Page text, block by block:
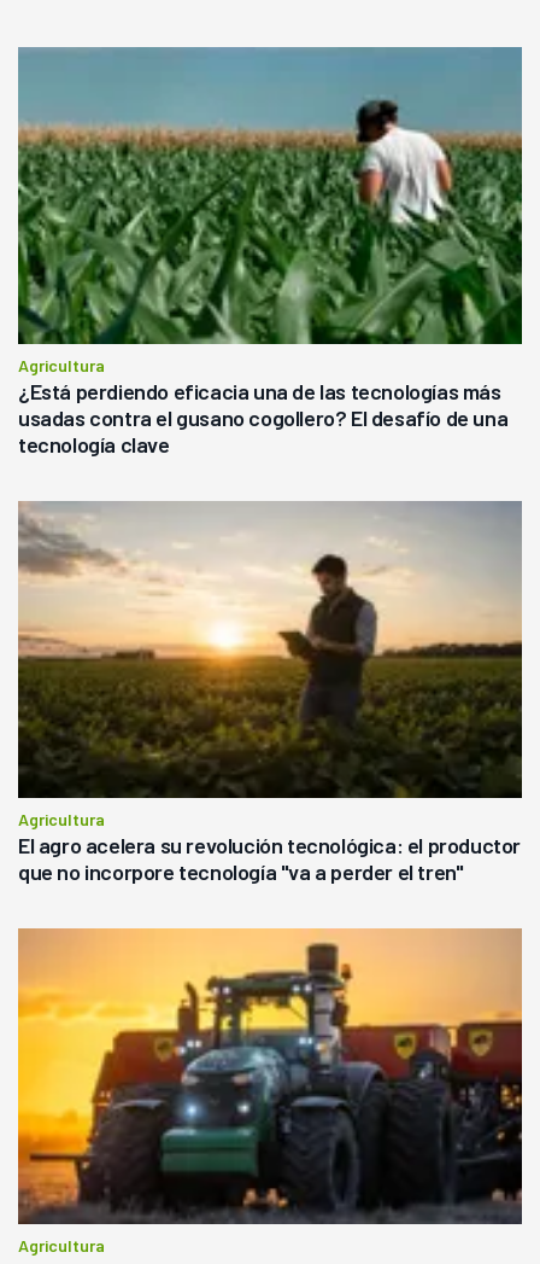
Agricultura
¿Está perdiendo eficacia una de las tecnologías más
usadas contra el gusano cogollero? El desafío de una
tecnología clave
Agricultura
El agro acelera su revolución tecnológica: el productor
que no incorpore tecnología "va a perder el tren"
Agricultura